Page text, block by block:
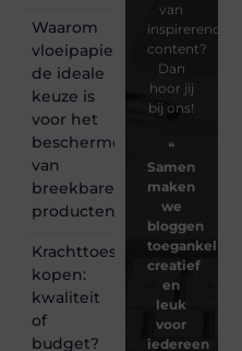
Waarom
vloeipapier
de ideale
keuze is
voor het
beschermen
van
breekbare
producten
Krachttoestel
kopen:
kwaliteit
of
budget?
van
inspirerende
content?
Dan
hoor jij
bij ons!
❝
Samen
maken
we
bloggen
toegankelijk,
creatief
en
leuk
voor
iedereen